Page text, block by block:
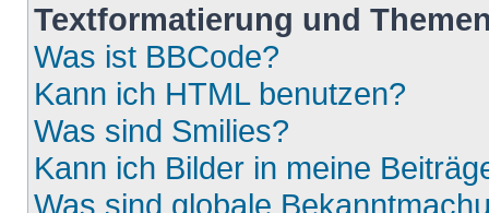
Textformatierung und
Was ist BBCode?
Kann ich HTML benutzen?
Was sind Smilies?
Kann ich Bilder in meine
Was sind globale